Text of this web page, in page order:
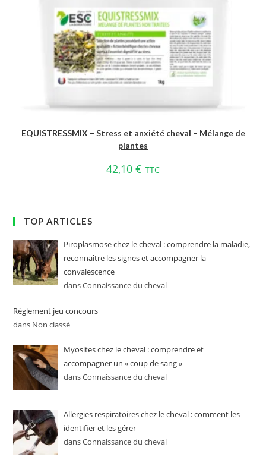
EQUISTRESSMIX – Stress et anxiété cheval – Mélange de
plantes
42,10 € TTC
TOP ARTICLES
Piroplasmose chez le cheval : comprendre la maladie,
reconnaître les signes et accompagner la
convalescence
dans Connaissance du cheval
Règlement jeu concours
dans Non classé
Myosites chez le cheval : comprendre et
accompagner un « coup de sang »
dans Connaissance du cheval
Allergies respiratoires chez le cheval : comment les
identifier et les gérer
dans Connaissance du cheval